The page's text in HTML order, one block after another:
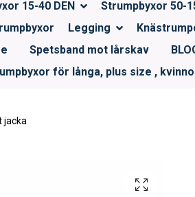
15-40 DEN Strumpbyxor 50-
Legging
Spetsband mot lårskav
för långa, plus size ,
jacka